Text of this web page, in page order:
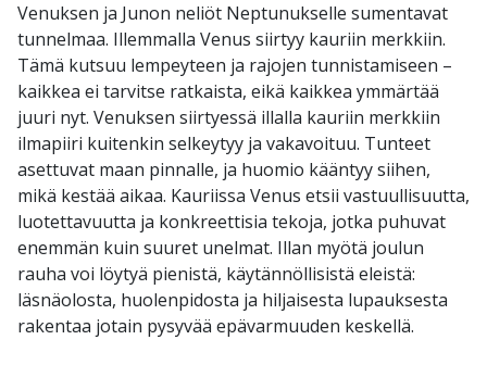
Venuksen ja Junon neliöt Neptunukselle sumentavat
tunnelmaa. Illemmalla Venus siirtyy kauriin merkkiin.
Tämä kutsuu lempeyteen ja rajojen tunnistamiseen –
kaikkea ei tarvitse ratkaista, eikä kaikkea ymmärtää
juuri nyt. Venuksen siirtyessä illalla kauriin merkkiin
ilmapiiri kuitenkin selkeytyy ja vakavoituu. Tunteet
asettuvat maan pinnalle, ja huomio kääntyy siihen,
mikä kestää aikaa. Kauriissa Venus etsii vastuullisuutta,
luotettavuutta ja konkreettisia tekoja, jotka puhuvat
enemmän kuin suuret unelmat. Illan myötä joulun
rauha voi löytyä pienistä, käytännöllisistä eleistä:
läsnäolosta, huolenpidosta ja hiljaisesta lupauksesta
rakentaa jotain pysyvää epävarmuuden keskellä.